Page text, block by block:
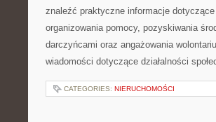
znaleźć praktyczne informacje
organizowania pomocy, pozyskiwania
darczyńcami oraz angażowania
wiadomości dotyczące działalności
CATEGORIES: NIERUCHOMOŚCI